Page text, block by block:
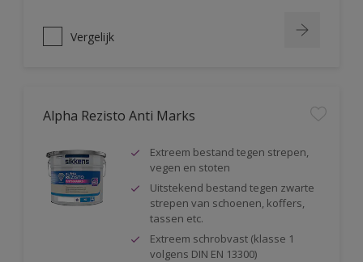
Vergelijk
Alpha Rezisto Anti Marks
Extreem bestand tegen strepen,
vegen en stoten
Uitstekend bestand tegen zwarte
strepen van schoenen, koffers,
tassen etc.
Extreem schrobvast (klasse 1
volgens DIN EN 13300)